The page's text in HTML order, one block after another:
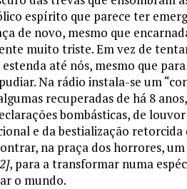
espírito que parece ter
de novo, mesmo que
muito triste. Em vez de
até nós, mesmo que
Na rádio instala-se um
recuperadas de há 8
bombásticas, de
e da bestialização
na praça dos horrores,
, para a transformar numa
o mundo.